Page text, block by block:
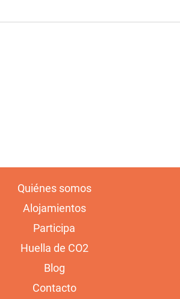
Quiénes somos
Alojamientos
Participa
Huella de CO2
Blog
Contacto